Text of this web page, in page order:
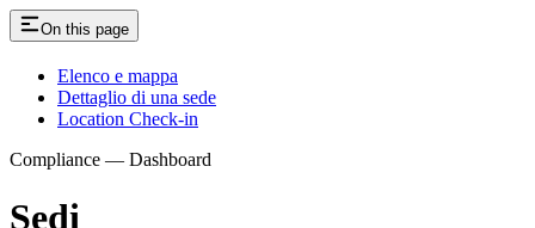
On this page
Elenco e mappa
Dettaglio di una sede
Location Check-in
Compliance — Dashboard
Sedi